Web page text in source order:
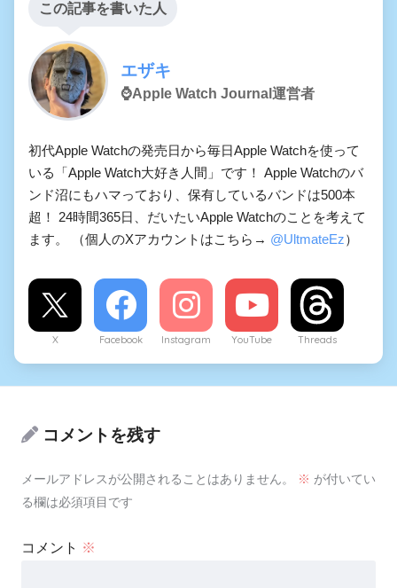
この記事を書いた人
エザキ
⌚️Apple Watch Journal運営者
初代Apple Watchの発売日から毎日Apple Watchを使って
いる「Apple Watch大好き人間」です！ Apple Watchのバ
ンド沼にもハマっており、保有しているバンドは500本
超！ 24時間365日、だいたいApple Watchのことを考えて
ます。 （個人のXアカウントはこちら→ @UltmateEz）
X Facebook Instagram YouTube Threads
コメントを残す
メールアドレスが公開されることはありません。 ※ が付いてい
る欄は必須項目です
コメント ※